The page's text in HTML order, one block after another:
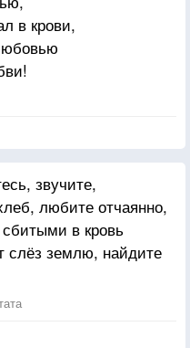
упоённо резали друг
им, что это
неверных,
мертвых
ты в Бога?» «Нет.»
«Да » «Веришь
Труп. «У моего
Бога!».
в крови,
звучите,
любите отчаянно,
в кровь
слёз землю, найдите